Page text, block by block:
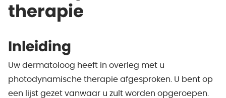
therapie
Inleiding
Uw dermatoloog heeft in overleg met u
photodynamische therapie afgesproken. U bent op
een lijst gezet vanwaar u zult worden opgeroepen.